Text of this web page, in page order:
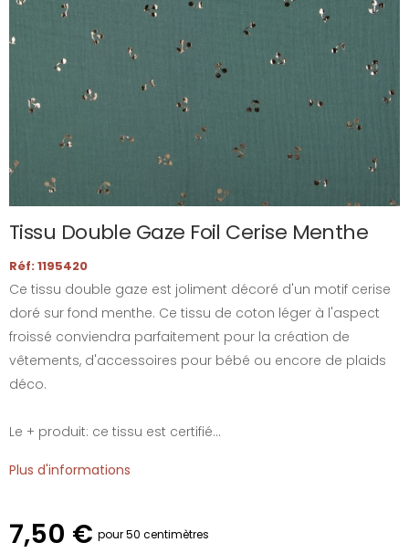
Tissu Double Gaze Foil Cerise Menthe
Réf: 1195420
Ce tissu double gaze est joliment décoré d'un motif cerise
doré sur fond menthe. Ce tissu de coton léger à l'aspect
froissé conviendra parfaitement pour la création de
vêtements, d'accessoires pour bébé ou encore de plaids
déco.
Le + produit: ce tissu est certifié...
Plus d'informations
7,50 € pour 50 centimètres